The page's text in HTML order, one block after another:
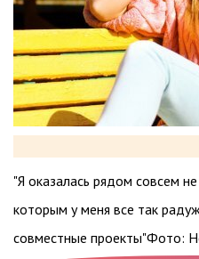
"Я оказалась рядом совсем
которым у меня все так
совместные проекты"Фото: